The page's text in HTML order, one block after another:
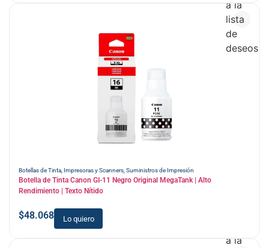
Botellas de Tinta, Impresoras y Scanners,Suministros de Impresión
Botella de Tinta Canon GI-11 Negro Original MegaTank | Alto
Rendimiento | Texto Nítido
$48.068 Lo quiero
a la
lista
de
deseos
a la